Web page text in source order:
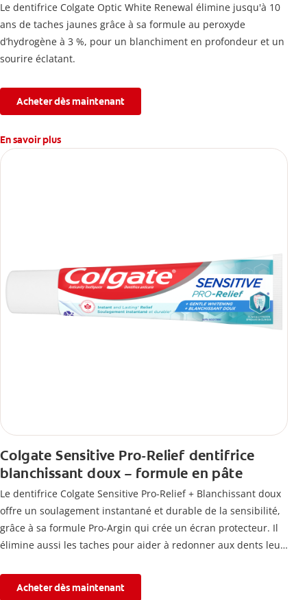
Le dentifrice Colgate Optic White Renewal élimine jusqu'à 10
ans de taches jaunes grâce à sa formule au peroxyde
d’hydrogène à 3 %, pour un blanchiment en profondeur et un
sourire éclatant.
Acheter dès maintenant
En savoir plus
Colgate Sensitive Pro-Relief dentifrice
blanchissant doux – formule en pâte
Le dentifrice Colgate Sensitive Pro-Relief + Blanchissant doux
offre un soulagement instantané et durable de la sensibilité,
grâce à sa formule Pro-Argin qui crée un écran protecteur. Il
élimine aussi les taches pour aider à redonner aux dents leur
connaissez.
Acheter dès maintenant